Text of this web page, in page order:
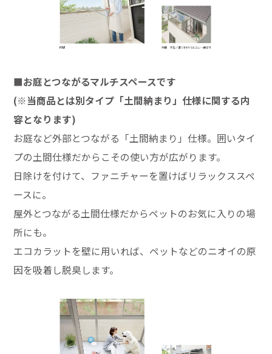
■お庭とつながるマルチスペースです
(※当商品とは別タイプ「土間納まり」仕様に関する内
容となります)
お庭など外部とつながる「土間納まり」仕様。囲いタイ
プの土間仕様だからこその使い方が広がります。
日除けを付けて、ファニチャーを置けばリラックススペ
ースに。
屋外とつながる土間仕様だからペットのお気に入りの場
所にも。
エコカラットを壁に用いれば、ペットなどのニオイの原
因を吸着し脱臭します。